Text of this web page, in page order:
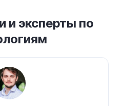
и эксперты по